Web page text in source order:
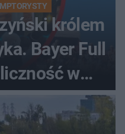
królem
Bayer Full
w